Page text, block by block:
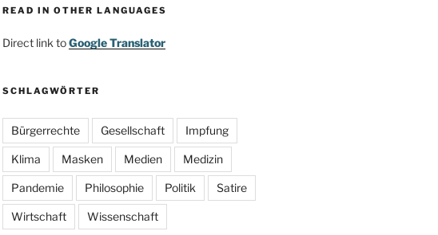
READ IN OTHER LANGUAGES
Direct link toGoogle Translator
SCHLAGWÖRTER
Bürgerrechte Gesellschaft Impfung
Klima Masken Medien Medizin
Pandemie Philosophie Politik Satire
Wirtschaft Wissenschaft